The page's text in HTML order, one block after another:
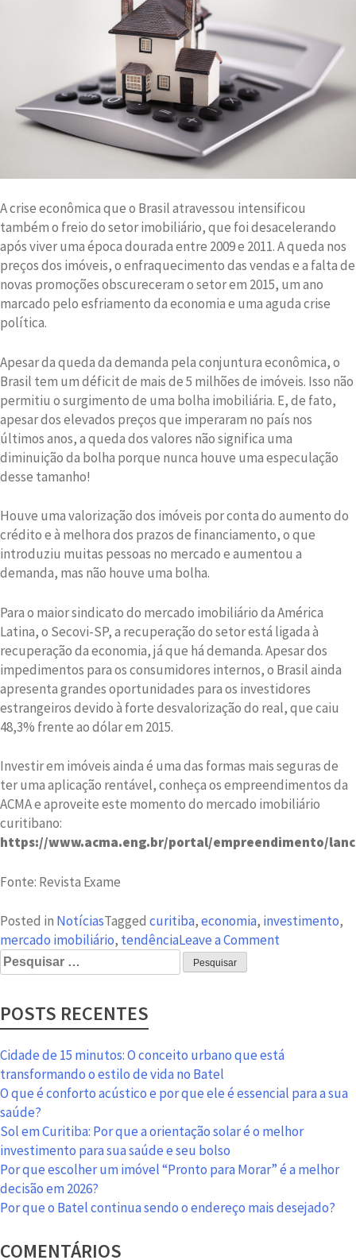
A crise econômica que o Brasil atravessou intensificou
também o freio do setor imobiliário, que foi desacelerando
após viver uma época dourada entre 2009 e 2011. A queda nos
preços dos imóveis, o enfraquecimento das vendas e a falta de
novas promoções obscureceram o setor em 2015, um ano
marcado pelo esfriamento da economia e uma aguda crise
política.
Apesar da queda da demanda pela conjuntura econômica, o
Brasil tem um déficit de mais de 5 milhões de imóveis. Isso não
permitiu o surgimento de uma bolha imobiliária. E, de fato,
apesar dos elevados preços que imperaram no país nos
últimos anos, a queda dos valores não significa uma
diminuição da bolha porque nunca houve uma especulação
desse tamanho!
Houve uma valorização dos imóveis por conta do aumento do
crédito e à melhora dos prazos de financiamento, o que
introduziu muitas pessoas no mercado e aumentou a
demanda, mas não houve uma bolha.
Para o maior sindicato do mercado imobiliário da América
Latina, o Secovi-SP, a recuperação do setor está ligada à
recuperação da economia, já que há demanda. Apesar dos
impedimentos para os consumidores internos, o Brasil ainda
apresenta grandes oportunidades para os investidores
estrangeiros devido à forte desvalorização do real, que caiu
48,3% frente ao dólar em 2015.
Investir em imóveis ainda é uma das formas mais seguras de
ter uma aplicação rentável, conheça os empreendimentos da
ACMA e aproveite este momento do mercado imobiliário
curitibano:
https://www.acma.eng.br/portal/empreendimento/
Fonte: Revista Exame
Posted in NotíciasTagged curitiba,economia, investimento,
mercado imobiliário, tendênciaLeave a Comment
cresce
a
Pesquisar
por:
POSTS RECENTES
Cidade de 15 minutos: O conceito urbano que está
transformando o estilo de vida no Batel
O que é conforto acústico e por que ele é essencial para a sua
saúde?
Sol em Curitiba: Por que a orientação solar é o melhor
investimento para sua saúde e seu bolso
Por que escolher um imóvel “Pronto para Morar” é a melhor
decisão em 2026?
Por que o Batel continua sendo o endereço mais desejado?
COMENTÁRIOS